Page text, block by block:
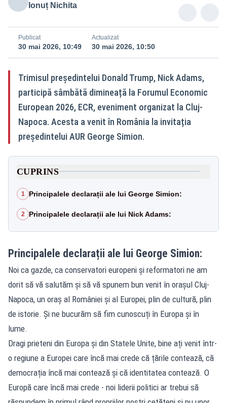
Ionuț Nichita
Publicat
30 mai 2026, 10:49
Actualizat
30 mai 2026, 10:50
Trimisul președintelui Donald Trump, Nick Adams,
participă sâmbătă dimineață la Forumul Economic
European 2026, ECR, eveniment organizat la Cluj-
Napoca. Acesta a venit în România la invitația
președintelui AUR George Simion.
CUPRINS
1 Principalele declarații ale lui George Simion:
2 Principalele declarații ale lui Nick Adams:
Principalele declarații ale lui George Simion:
Noi ca gazde, ca conservatori europeni și reformatori ne am
dorit să vă salutăm și să vă spunem bun venit în orașul Cluj-
Napoca, un oraș al României și al Europei, plin de cultură, plin
de istorie. Și ne bucurăm să fim cunoscuți în Europa și în
lume.
Dragi prieteni din Europa și din Statele Unite, bine ați venit într-
o regiune a Europei care încă mai crede că țările contează, că
democrația încă mai contează și că identitatea contează. O
Europă care încă mai crede - noi liderii politici ar trebui să